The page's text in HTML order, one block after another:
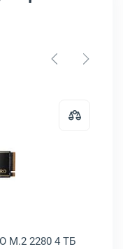
1AW1ZABYY
товар: Диск SSD ADATA
M.2 2280 4 ТБ